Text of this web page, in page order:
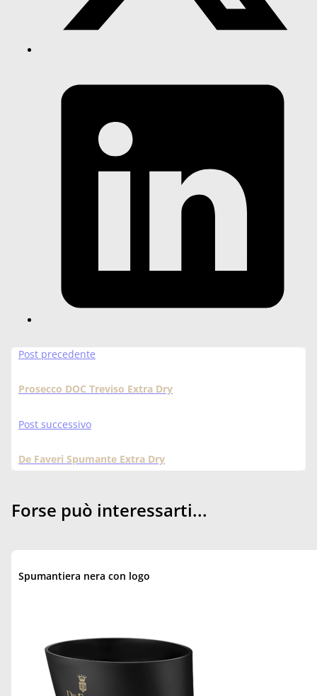
Post precedente
Prosecco DOC Treviso Extra Dry
Post successivo
De Faveri Spumante Extra Dry
Forse può interessarti...
Spumantiera nera con logo